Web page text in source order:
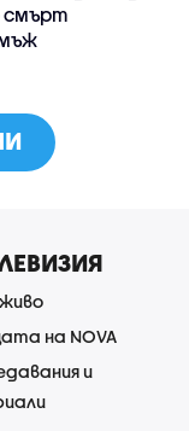
смърт
на NOVA
и